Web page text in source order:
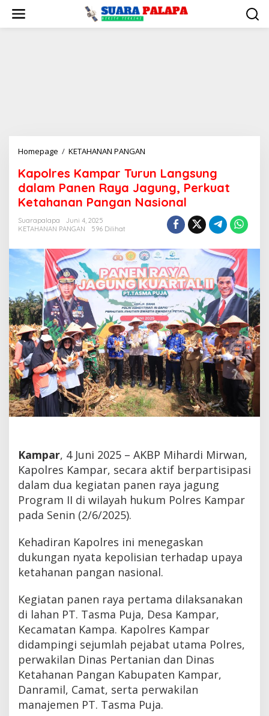
konten
Homepage / KETAHANAN PANGAN
Turun
Langsung
dalam
Jagung,
Perkuat
Ketahanan
Pangan
Nasional
Kapolres Kampar Turun Langsung
dalam Panen Raya Jagung, Perkuat
Ketahanan Pangan Nasional
Suarapalapa
Juni 4, 2025
KETAHANAN PANGAN
596 Dilihat
Kampar, 4 Juni 2025 – AKBP Mihardi Mirwan,
Kapolres Kampar, secara aktif berpartisipasi
dalam dua kegiatan panen raya jagung
Program II di wilayah hukum Polres Kampar
pada Senin (2/6/2025).
Kehadiran Kapolres ini menegaskan
dukungan nyata kepolisian terhadap upaya
ketahanan pangan nasional.
Kegiatan panen raya pertama dilaksanakan
di lahan PT. Tasma Puja, Desa Kampar,
Kecamatan Kampa. Kapolres Kampar
didampingi sejumlah pejabat utama Polres,
perwakilan Dinas Pertanian dan Dinas
Ketahanan Pangan Kabupaten Kampar,
Danramil, Camat, serta perwakilan
manajemen PT. Tasma Puja.